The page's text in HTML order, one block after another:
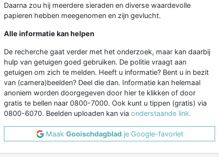
Daarna zou hij meerdere sieraden en diverse waardevolle
papieren hebben meegenomen en zijn gevlucht.
Alle informatie kan helpen
De recherche gaat verder met het onderzoek, maar kan daarbij
hulp van getuigen goed gebruiken. De politie vraagt aan
getuigen om zich te melden. Heeft u informatie? Bent u in bezit
van (camera)beelden? Deel die dan. Informatie kan helemaal
anoniem worden doorgegeven door hier te klikken of door
gratis te bellen naar 0800-7000. Ook kunt u tippen (gratis) via
0800-6070. Beelden uploaden kan via onderstaande link.
Maak Gooischdagbladje Google-favoriet